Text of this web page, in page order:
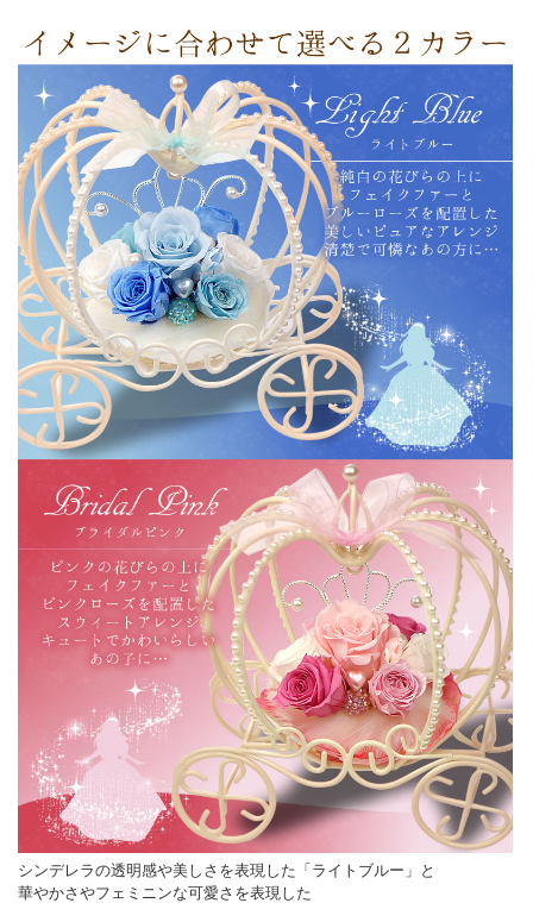
シンデレラの透明感や美しさを表現した「ライトブルー」と
華やかさやフェミニンな可愛さを表現した